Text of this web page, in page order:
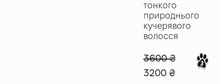
тонкого
природнього
кучерявого
волосся
3600₴
3200 ₴